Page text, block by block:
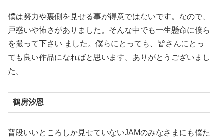
僕は努力や裏側を見せる事が得意ではないです。なので、
戸惑いや怖さがありました。そんな中でも一生懸命に僕ら
を撮って下さい ました。僕らにとっても、皆さんにとっ
ても良い作品になればと思います。ありがとうございまし
た。
鶴房汐恩
普段いいところしか見せていないJAMのみなさまにも僕た